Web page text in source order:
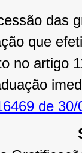
das
que
no artigo
de 30/